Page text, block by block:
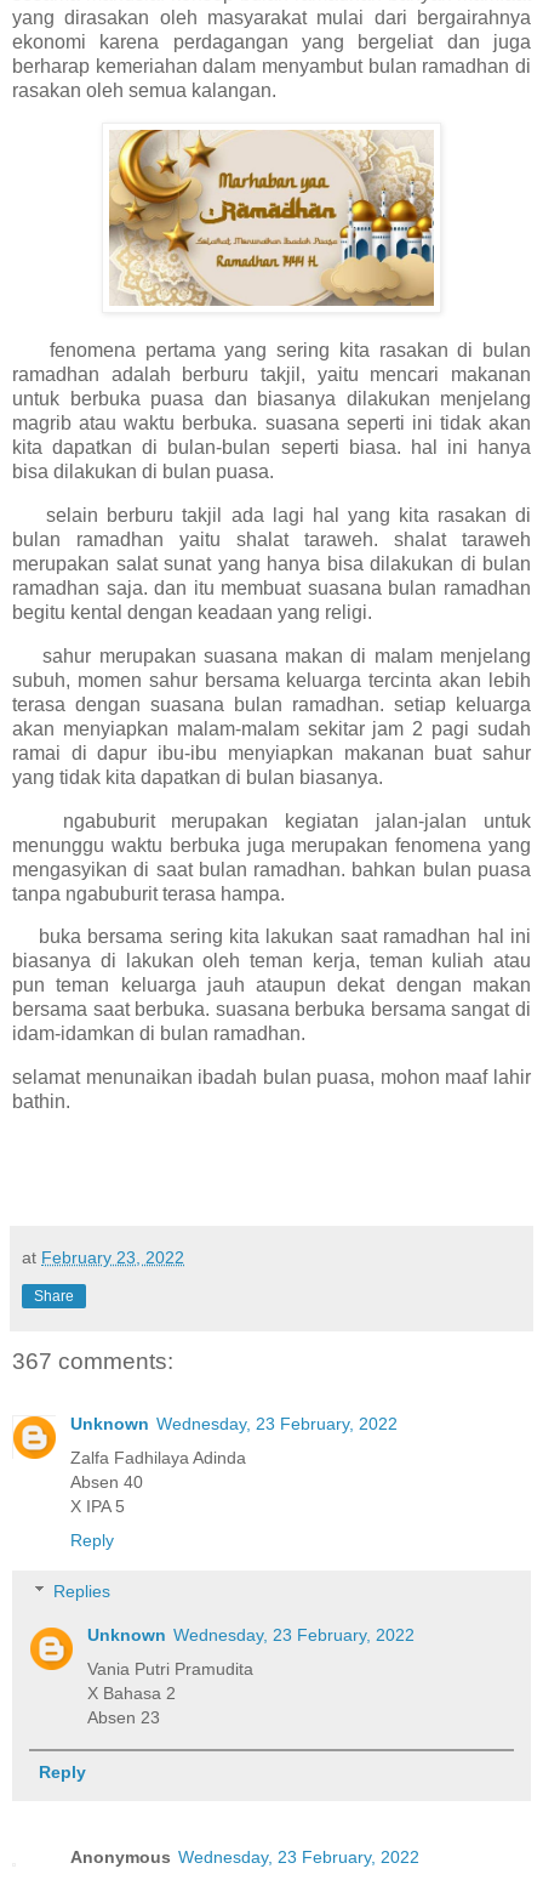
yang dirasakan oleh masyarakat mulai dari bergairahnya
ekonomi karena perdagangan yang bergeliat dan juga
berharap kemeriahan dalam menyambut bulan ramadhan di
rasakan oleh semua kalangan.
fenomena pertama yang sering kita rasakan di bulan
ramadhan adalah berburu takjil, yaitu mencari makanan
untuk berbuka puasa dan biasanya dilakukan menjelang
magrib atau waktu berbuka. suasana seperti ini tidak akan
kita dapatkan di bulan-bulan seperti biasa. hal ini hanya
bisa dilakukan di bulan puasa.
selain berburu takjil ada lagi hal yang kita rasakan di
bulan ramadhan yaitu shalat taraweh. shalat taraweh
merupakan salat sunat yang hanya bisa dilakukan di bulan
ramadhan saja. dan itu membuat suasana bulan ramadhan
begitu kental dengan keadaan yang religi.
sahur merupakan suasana makan di malam menjelang
subuh, momen sahur bersama keluarga tercinta akan lebih
terasa dengan suasana bulan ramadhan. setiap keluarga
akan menyiapkan malam-malam sekitar jam 2 pagi sudah
ramai di dapur ibu-ibu menyiapkan makanan buat sahur
yang tidak kita dapatkan di bulan biasanya.
ngabuburit merupakan kegiatan jalan-jalan untuk
menunggu waktu berbuka juga merupakan fenomena yang
mengasyikan di saat bulan ramadhan. bahkan bulan puasa
tanpa ngabuburit terasa hampa.
buka bersama sering kita lakukan saat ramadhan hal ini
biasanya di lakukan oleh teman kerja, teman kuliah atau
pun teman keluarga jauh ataupun dekat dengan makan
bersama saat berbuka. suasana berbuka bersama sangat di
idam-idamkan di bulan ramadhan.
selamat menunaikan ibadah bulan puasa, mohon maaf lahir
bathin.
at February 23, 2022
Share
367 comments:
Unknown Wednesday, 23 February, 2022
Zalfa Fadhilaya Adinda
Absen 40
X IPA 5
Reply
Replies
Unknown Wednesday, 23 February, 2022
Vania Putri Pramudita
X Bahasa 2
Absen 23
Reply
Anonymous Wednesday, 23 February, 2022